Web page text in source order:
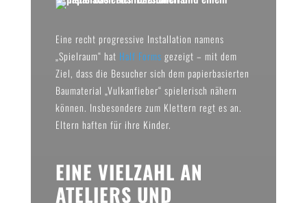
Eine recht progressive Installation namens
„Spielraum“ hat Half Forms gezeigt – mit dem
Ziel, dass die Besucher sich dem papierbasierten
Baumaterial „Vulkanfieber“ spielerisch nähern
können. Insbesondere zum Klettern regt es an.
Eltern haften für ihre Kinder.
EINE VIELZAHL AN
ATELIERS UND